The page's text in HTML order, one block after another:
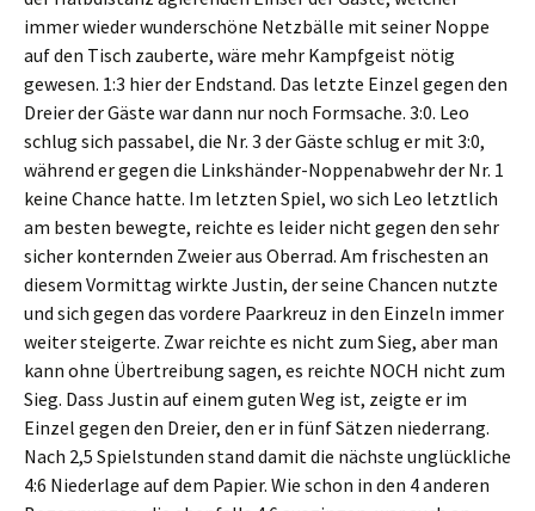
immer wieder wunderschöne Netzbälle mit seiner Noppe
auf den Tisch zauberte, wäre mehr Kampfgeist nötig
gewesen. 1:3 hier der Endstand. Das letzte Einzel gegen den
Dreier der Gäste war dann nur noch Formsache. 3:0. Leo
schlug sich passabel, die Nr. 3 der Gäste schlug er mit 3:0,
während er gegen die Linkshänder-Noppenabwehr der Nr. 1
keine Chance hatte. Im letzten Spiel, wo sich Leo letztlich
am besten bewegte, reichte es leider nicht gegen den sehr
sicher konternden Zweier aus Oberrad. Am frischesten an
diesem Vormittag wirkte Justin, der seine Chancen nutzte
und sich gegen das vordere Paarkreuz in den Einzeln immer
weiter steigerte. Zwar reichte es nicht zum Sieg, aber man
kann ohne Übertreibung sagen, es reichte NOCH nicht zum
Sieg. Dass Justin auf einem guten Weg ist, zeigte er im
Einzel gegen den Dreier, den er in fünf Sätzen niederrang.
Nach 2,5 Spielstunden stand damit die nächste unglückliche
4:6 Niederlage auf dem Papier. Wie schon in den 4 anderen